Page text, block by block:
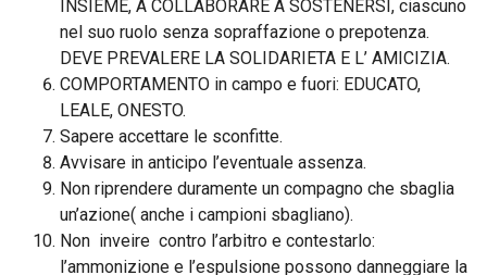
INSIEME, A COLLABORARE A SOSTENERSI, ciascuno
nel suo ruolo senza sopraffazione o prepotenza.
DEVE PREVALERE LA SOLIDARIETA E L’ AMICIZIA.
COMPORTAMENTO in campo e fuori: EDUCATO,
LEALE, ONESTO.
Sapere accettare le sconfitte.
Avvisare in anticipo l’eventuale assenza.
Non riprendere duramente un compagno che sbaglia
un’azione( anche i campioni sbagliano).
Non inveire contro l’arbitro e contestarlo:
l’ammonizione e l’espulsione possono danneggiare la